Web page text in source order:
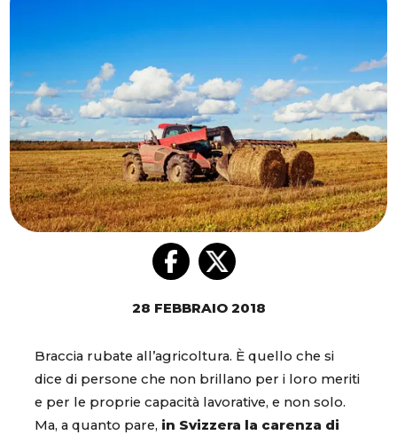
28 FEBBRAIO 2018
Braccia rubate all’agricoltura. È quello che si
dice di persone che non brillano per i loro meriti
e per le proprie capacità lavorative, e non solo.
Ma, a quanto pare, in Svizzera la carenza di